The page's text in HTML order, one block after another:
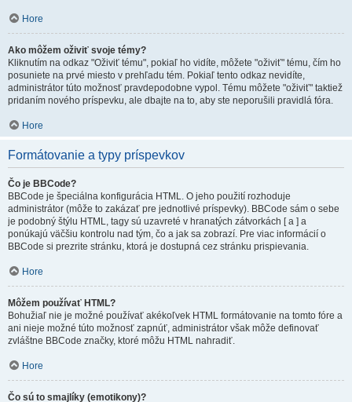
Hore
Ako môžem oživiť svoje témy?
Kliknutím na odkaz "Oživiť tému", pokiaľ ho vidíte, môžete "oživiť" tému, čím ho
posuniete na prvé miesto v prehľadu tém. Pokiaľ tento odkaz nevidíte,
administrátor túto možnosť pravdepodobne vypol. Tému môžete "oživiť" taktiež
pridaním nového príspevku, ale dbajte na to, aby ste neporušili pravidlá fóra.
Hore
Formátovanie a typy príspevkov
Čo je BBCode?
BBCode je špeciálna konfigurácia HTML. O jeho použití rozhoduje
administrátor (môže to zakázať pre jednotlivé príspevky). BBCode sám o sebe
je podobný štýlu HTML, tagy sú uzavreté v hranatých zátvorkách [ a ] a
ponúkajú väčšiu kontrolu nad tým, čo a jak sa zobrazí. Pre viac informácií o
BBCode si prezrite stránku, ktorá je dostupná cez stránku prispievania.
Hore
Môžem používať HTML?
Bohužiaľ nie je možné používať akékoľvek HTML formátovanie na tomto fóre a
ani nieje možné túto možnosť zapnúť, administrátor však môže definovať
zvláštne BBCode značky, ktoré môžu HTML nahradiť.
Hore
Čo sú to smajlíky (emotikony)?